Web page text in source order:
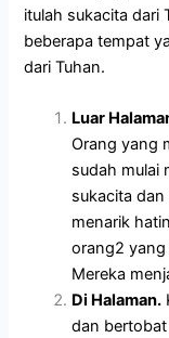
itulah sukacita dari
beberapa tempat
dari Tuhan.
Luar
Orang yang
sudah mulai
sukacita
menarik
orang2 yang
Mereka
Di Halaman.
dan bertobat